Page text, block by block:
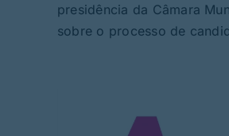
presidência da Câmara
sobre o processo de